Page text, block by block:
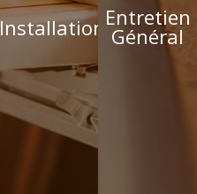
Installation Entretien
Général